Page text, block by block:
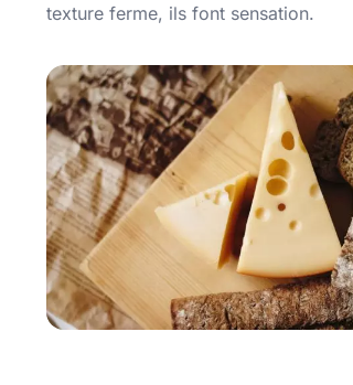
texture ferme, ils font sensation.